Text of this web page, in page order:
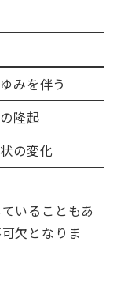
みを伴う
隆起
の変化
いることもあ
欠となりま